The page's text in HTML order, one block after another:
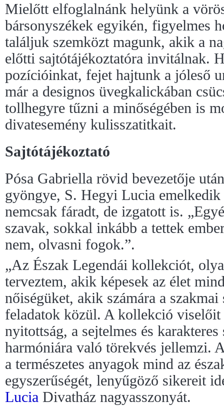
Mielőtt elfoglalnánk helyünk a
bársonyszékek egyikén, figyelmes
találjuk szemközt magunk, akik a
előtti sajtótájékoztatóra invitálnak.
pozícióinkat, fejet hajtunk a jóleső
már a designos üvegkalickában
tollhegyre tűzni a minőségében is
divatesemény kulisszatitkait.
Sajtótájékoztató
Pósa Gabriella rövid bevezetője
gyöngye, S. Hegyi Lucia
nemcsak fáradt, de izgatott is.
szavak, sokkal inkább a tettek
nem, olvasni fogok.”.
„Az Észak Legendái kollekciót,
terveztem, akik képesek az élet
nőiségüket, akik számára a
feladatok közül. A kollekció viselőit
nyitottság, a sejtelmes és karakteres
harmóniára való törekvés jellemzi.
a természetes anyagok mind az
egyszerűségét, lenyűgöző sikereit
Lucia Divatház nagyasszonyát.